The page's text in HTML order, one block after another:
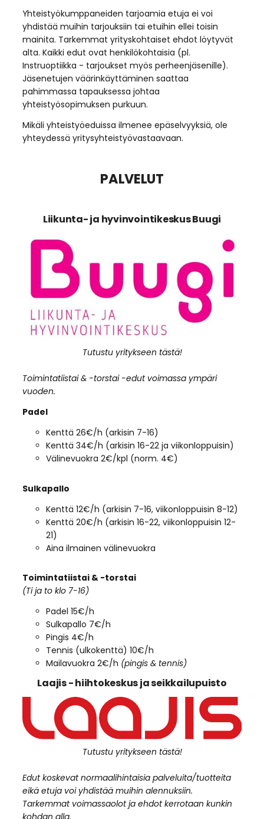
Yhteistyökumppaneiden tarjoamia etuja ei voi
yhdistää muihin tarjouksiin tai etuihin ellei toisin
mainita. Tarkemmat yrityskohtaiset ehdot löytyvät
alta. Kaikki edut ovat henkilökohtaisia (pl.
Instruoptiikka - tarjoukset myös perheenjäsenille).
Jäsenetujen väärinkäyttäminen saattaa
pahimmassa tapauksessa johtaa
yhteistyösopimuksen purkuun.
Mikäli yhteistyöeduissa ilmenee epäselvyyksiä, ole
yhteydessä yritysyhteistyövastaavaan.
PALVELUT
Liikunta- ja hyvinvointikeskus Buugi
Tutustu yritykseen tästä!
Toimintatiistai & -torstai -edut voimassa ympäri
vuoden.
Padel
Kenttä 26€/h (arkisin 7-16)
Kenttä 34€/h (arkisin 16-22 ja viikonloppuisin)
Välinevuokra 2€/kpl (norm. 4€)
Sulkapallo
Kenttä 12€/h (arkisin 7-16, viikonloppuisin 8-12)
Kenttä 20€/h (arkisin 16-22, viikonloppuisin 12-
21)
Aina ilmainen välinevuokra
Toimintatiistai & -torstai
(Ti ja to klo 7-16)
Padel 15€/h
Sulkapallo 7€/h
Pingis 4€/h
Tennis (ulkokenttä) 10€/h
Mailavuokra 2€/h (pingis & tennis)
Laajis - hiihtokeskus ja seikkailupuisto
Tutustu yritykseen tästä!
Edut koskevat normaalihintaisia palveluita/tuotteita
eikä etuja voi yhdistää muihin alennuksiin.
Tarkemmat voimassaolot ja ehdot kerrotaan kunkin